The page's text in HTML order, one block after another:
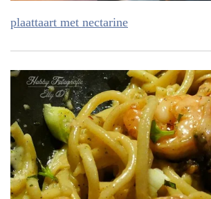
plaattaart met nectarine